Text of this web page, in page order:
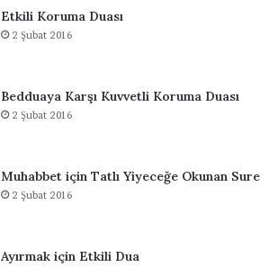
Etkili Koruma Duası
2 Şubat 2016
Bedduaya Karşı Kuvvetli Koruma Duası
2 Şubat 2016
Muhabbet için Tatlı Yiyeceğe Okunan Sure
2 Şubat 2016
Ayırmak için Etkili Dua